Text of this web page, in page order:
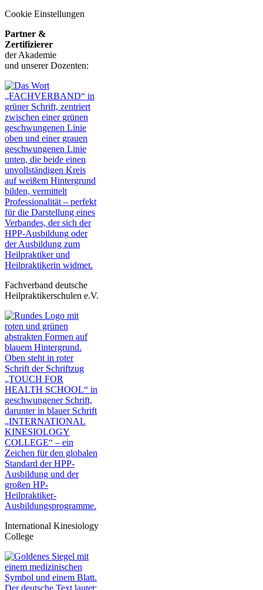
Cookie Einstellungen
Partner &
Zertifizierer
der Akademie
und unserer Dozenten:
Fachverband deutsche
Heilpraktikerschulen e.V.
International Kinesiology
College